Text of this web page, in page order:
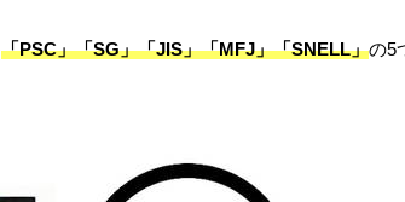
「PSC」「SG」「JIS」「MFJ」「SNELL」の5